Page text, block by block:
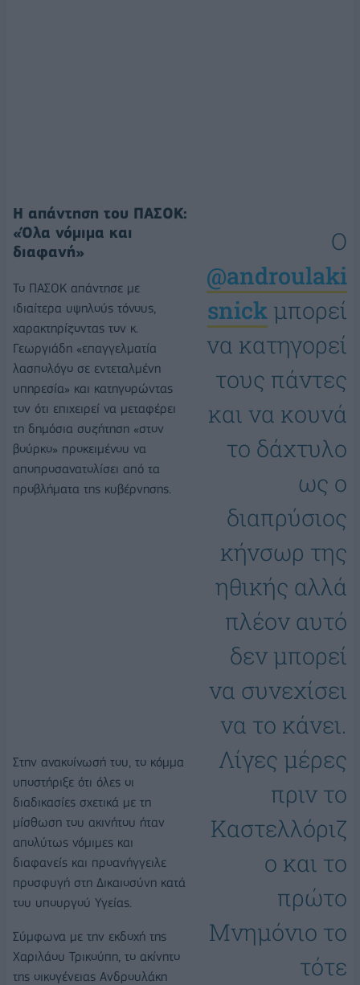
Ο
@androulaki
snick μπορεί
να κατηγορεί
τους πάντες
και να κουνά
το δάχτυλο
ως ο
διαπρύσιος
κήνσωρ της
ηθικής αλλά
πλέον αυτό
δεν μπορεί
να συνεχίσει
να το κάνει.
Λίγες μέρες
πριν το
Καστελλόριζ
ο και το
πρώτο
Μνημόνιο το
τότε
Η απάντηση του ΠΑΣΟΚ:
«Όλα νόμιμα και
διαφανή»
Το ΠΑΣΟΚ απάντησε με
ιδιαίτερα υψηλούς τόνους,
χαρακτηρίζοντας τον κ.
Γεωργιάδη «επαγγελματία
λασπολόγο σε εντεταλμένη
υπηρεσία» και κατηγορώντας
τον ότι επιχειρεί να μεταφέρει
τη δημόσια συζήτηση «στον
βούρκο» προκειμένου να
αποπροσανατολίσει από τα
προβλήματα της κυβέρνησης.
Στην ανακοίνωσή του, το κόμμα
υποστήριξε ότι όλες οι
διαδικασίες σχετικά με τη
μίσθωση του ακινήτου ήταν
απολύτως νόμιμες και
διαφανείς και προανήγγειλε
προσφυγή στη Δικαιοσύνη κατά
του υπουργού Υγείας.
Σύμφωνα με την εκδοχή της
Χαριλάου Τρικούπη, το ακίνητο
της οικογένειας Ανδρουλάκη